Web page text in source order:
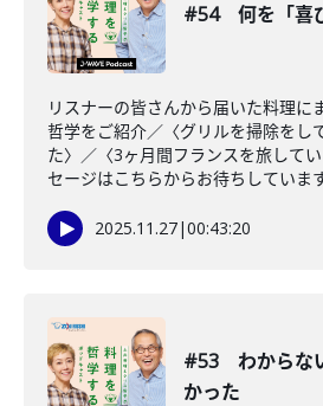
#54 何を「喜
リスナーの皆さんから届いた料理に
哲学をご紹介／〈グリルを掃除をし
た〉／〈3ヶ月間フランスを旅して
セージはこちらからお待ちしていま
2025.11.27|00:43:20
#53 わからな
かった